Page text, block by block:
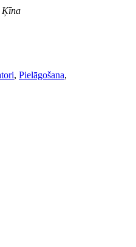
Ķīna
, Pielāgošana,